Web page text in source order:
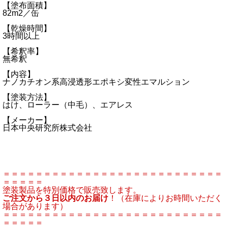
【塗布面積】
82m2／缶
【乾燥時間】
3時間以上
【希釈率】
無希釈
【内容】
ナノカチオン系高浸透形エポキシ変性エマルション
【塗装方法】
はけ、ローラー（中毛）、エアレス
【メーカー】
日本中央研究所株式会社
＝＝＝＝＝＝＝＝＝＝＝＝＝＝＝＝＝＝＝＝＝＝＝＝＝＝＝
＝＝＝＝＝
塗装製品を特別価格で販売致します。
ご注文から３日以内のお届け ！（在庫によりお時間いただく
場合があります）
＝＝＝＝＝＝＝＝＝＝＝＝＝＝＝＝＝＝＝＝＝＝＝＝＝＝＝
＝＝＝＝＝